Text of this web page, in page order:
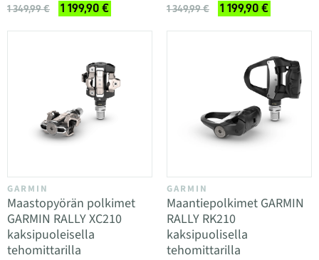
1 349,99 € 1 199,90 € 1 349,99 € 1 199,90 €
GARMIN
Maastopyörän polkimet
GARMIN RALLY XC210
kaksipuoleisella
tehomittarilla
GARMIN
Maantiepolkimet GARMIN
RALLY RK210
kaksipuolisella
tehomittarilla